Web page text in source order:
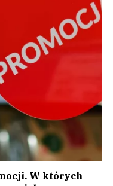
W których